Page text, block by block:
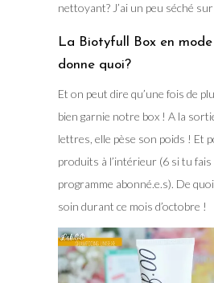
nettoyant? J’ai un peu séché
La Biotyfull Box en
donne quoi?
Et on peut dire qu’une fois de
bien garnie notre box ! A la
lettres, elle pèse son poids ! Et
produits à l’intérieur (6 si tu
programme abonné.e.s). De
soin durant ce mois d’octobre !